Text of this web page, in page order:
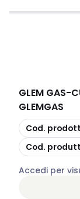
GLEM GAS-
GLEMGAS
copia
Cod.
copia
Cod.
Accedi per